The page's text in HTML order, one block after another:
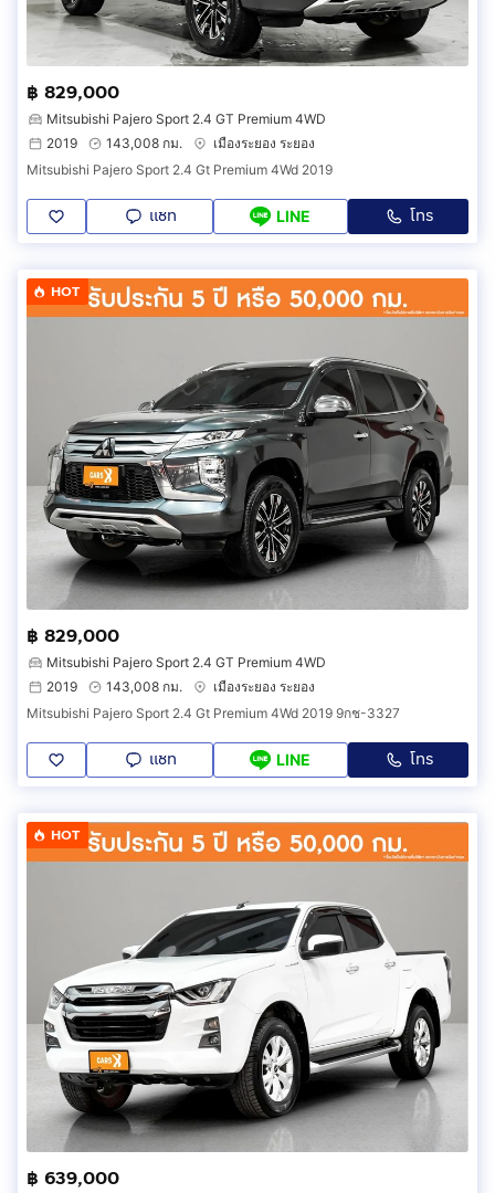
฿ 829,000
Mitsubishi Pajero Sport 2.4 GT Premium 4WD
2019
143,008 กม.
เมืองระยอง ระยอง
Mitsubishi Pajero Sport 2.4 Gt Premium 4Wd 2019
แชท LINE โทร
HOT
฿ 829,000
Mitsubishi Pajero Sport 2.4 GT Premium 4WD
2019
143,008 กม.
เมืองระยอง ระยอง
Mitsubishi Pajero Sport 2.4 Gt Premium 4Wd 2019 9กช-3327
แชท LINE โทร
HOT
฿ 639,000